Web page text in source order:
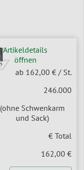
Artikeldetails
öffnen
ab 162,00 € / St.
246.000
(ohne Schwenkarm
und Sack)
€ Total
162,00 €